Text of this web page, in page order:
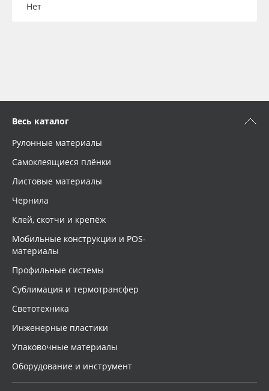
Нет
Весь каталог
Рулонные материалы
Самоклеящиеся плёнки
Листовые материалы
Чернила
Клей, скотчи и крепёж
Мобильные конструкции и POS-
материалы
Профильные системы
Сублимация и термотрансфер
Светотехника
Инженерные пластики
Упаковочные материалы
Оборудование и инструмент